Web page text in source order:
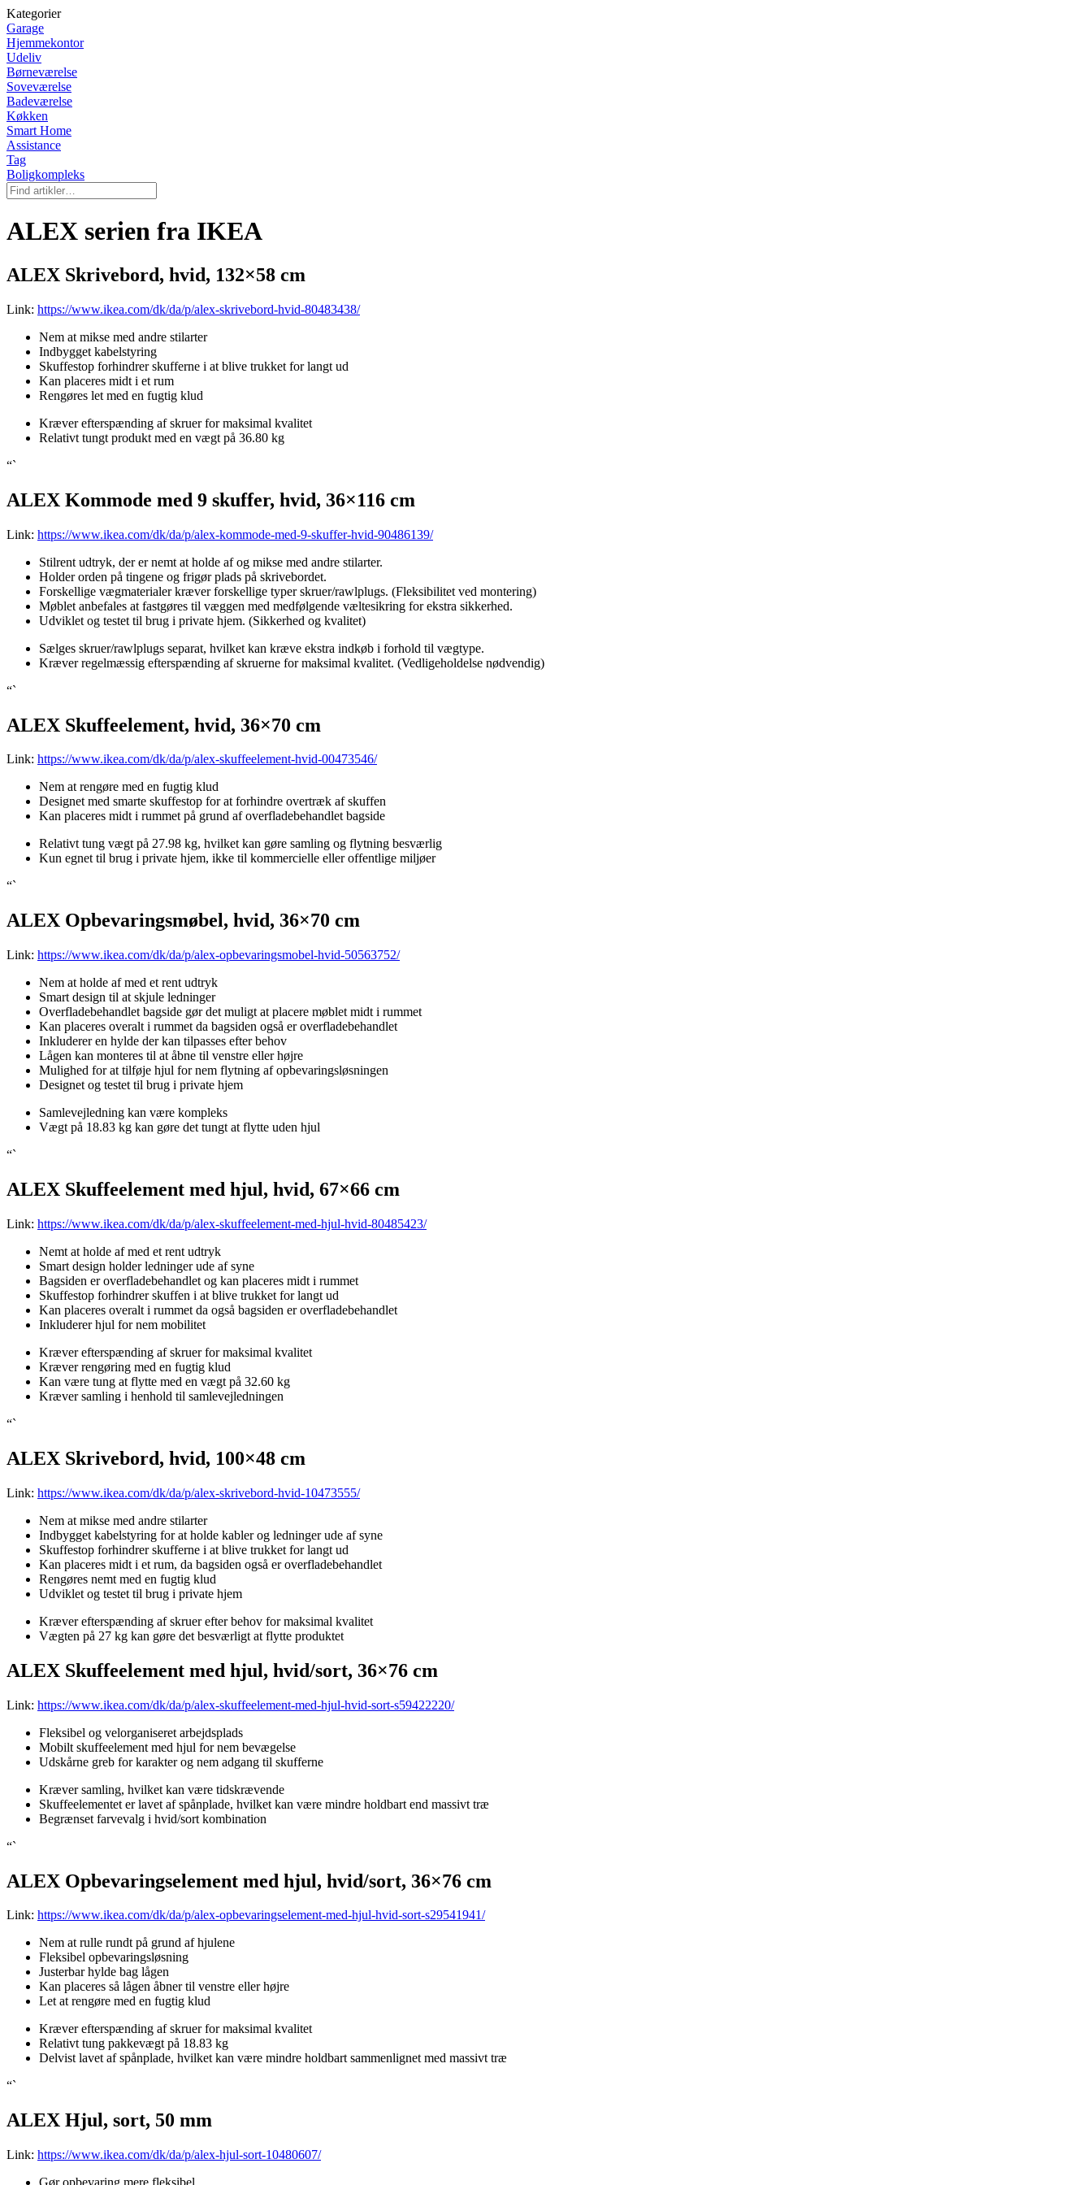
Kategorier
Garage
Hjemmekontor
Udeliv
Børneværelse
Soveværelse
Badeværelse
Køkken
Smart Home
Assistance
Tag
Boligkompleks
ALEX serien fra IKEA
ALEX Skrivebord, hvid, 132×58 cm
Link: https://www.ikea.com/dk/da/p/alex-skrivebord-hvid-80483438/
Nem at mikse med andre stilarter
Indbygget kabelstyring
Skuffestop forhindrer skufferne i at blive trukket for langt ud
Kan placeres midt i et rum
Rengøres let med en fugtig klud
Kræver efterspænding af skruer for maksimal kvalitet
Relativt tungt produkt med en vægt på 36.80 kg
“`
ALEX Kommode med 9 skuffer, hvid, 36×116 cm
Link: https://www.ikea.com/dk/da/p/alex-kommode-med-9-skuffer-hvid-90486139/
Stilrent udtryk, der er nemt at holde af og mikse med andre stilarter.
Holder orden på tingene og frigør plads på skrivebordet.
Forskellige vægmaterialer kræver forskellige typer skruer/rawlplugs. (Fleksibilitet ved montering)
Møblet anbefales at fastgøres til væggen med medfølgende væltesikring for ekstra sikkerhed.
Udviklet og testet til brug i private hjem. (Sikkerhed og kvalitet)
Sælges skruer/rawlplugs separat, hvilket kan kræve ekstra indkøb i forhold til vægtype.
Kræver regelmæssig efterspænding af skruerne for maksimal kvalitet. (Vedligeholdelse nødvendig)
“`
ALEX Skuffeelement, hvid, 36×70 cm
Link: https://www.ikea.com/dk/da/p/alex-skuffeelement-hvid-00473546/
Nem at rengøre med en fugtig klud
Designet med smarte skuffestop for at forhindre overtræk af skuffen
Kan placeres midt i rummet på grund af overfladebehandlet bagside
Relativt tung vægt på 27.98 kg, hvilket kan gøre samling og flytning besværlig
Kun egnet til brug i private hjem, ikke til kommercielle eller offentlige miljøer
“`
ALEX Opbevaringsmøbel, hvid, 36×70 cm
Link: https://www.ikea.com/dk/da/p/alex-opbevaringsmobel-hvid-50563752/
Nem at holde af med et rent udtryk
Smart design til at skjule ledninger
Overfladebehandlet bagside gør det muligt at placere møblet midt i rummet
Kan placeres overalt i rummet da bagsiden også er overfladebehandlet
Inkluderer en hylde der kan tilpasses efter behov
Lågen kan monteres til at åbne til venstre eller højre
Mulighed for at tilføje hjul for nem flytning af opbevaringsløsningen
Designet og testet til brug i private hjem
Samlevejledning kan være kompleks
Vægt på 18.83 kg kan gøre det tungt at flytte uden hjul
“`
ALEX Skuffeelement med hjul, hvid, 67×66 cm
Link: https://www.ikea.com/dk/da/p/alex-skuffeelement-med-hjul-hvid-80485423/
Nemt at holde af med et rent udtryk
Smart design holder ledninger ude af syne
Bagsiden er overfladebehandlet og kan placeres midt i rummet
Skuffestop forhindrer skuffen i at blive trukket for langt ud
Kan placeres overalt i rummet da også bagsiden er overfladebehandlet
Inkluderer hjul for nem mobilitet
Kræver efterspænding af skruer for maksimal kvalitet
Kræver rengøring med en fugtig klud
Kan være tung at flytte med en vægt på 32.60 kg
Kræver samling i henhold til samlevejledningen
“`
ALEX Skrivebord, hvid, 100×48 cm
Link: https://www.ikea.com/dk/da/p/alex-skrivebord-hvid-10473555/
Nem at mikse med andre stilarter
Indbygget kabelstyring for at holde kabler og ledninger ude af syne
Skuffestop forhindrer skufferne i at blive trukket for langt ud
Kan placeres midt i et rum, da bagsiden også er overfladebehandlet
Rengøres nemt med en fugtig klud
Udviklet og testet til brug i private hjem
Kræver efterspænding af skruer efter behov for maksimal kvalitet
Vægten på 27 kg kan gøre det besværligt at flytte produktet
ALEX Skuffeelement med hjul, hvid/sort, 36×76 cm
Link: https://www.ikea.com/dk/da/p/alex-skuffeelement-med-hjul-hvid-sort-s59422220/
Fleksibel og velorganiseret arbejdsplads
Mobilt skuffeelement med hjul for nem bevægelse
Udskårne greb for karakter og nem adgang til skufferne
Kræver samling, hvilket kan være tidskrævende
Skuffeelementet er lavet af spånplade, hvilket kan være mindre holdbart end massivt træ
Begrænset farvevalg i hvid/sort kombination
“`
ALEX Opbevaringselement med hjul, hvid/sort, 36×76 cm
Link: https://www.ikea.com/dk/da/p/alex-opbevaringselement-med-hjul-hvid-sort-s29541941/
Nem at rulle rundt på grund af hjulene
Fleksibel opbevaringsløsning
Justerbar hylde bag lågen
Kan placeres så lågen åbner til venstre eller højre
Let at rengøre med en fugtig klud
Kræver efterspænding af skruer for maksimal kvalitet
Relativt tung pakkevægt på 18.83 kg
Delvist lavet af spånplade, hvilket kan være mindre holdbart sammenlignet med massivt træ
“`
ALEX Hjul, sort, 50 mm
Link: https://www.ikea.com/dk/da/p/alex-hjul-sort-10480607/